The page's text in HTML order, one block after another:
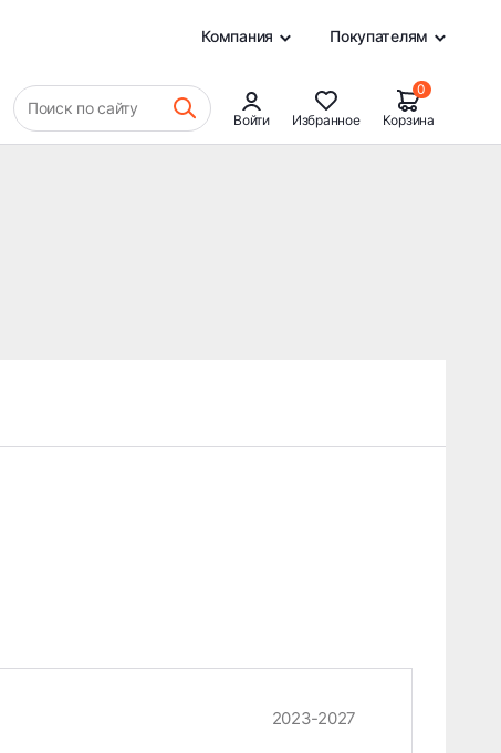
Компания Покупателям
Поиск по сайту
Войти Избранное
0
Корзина
2023-2027